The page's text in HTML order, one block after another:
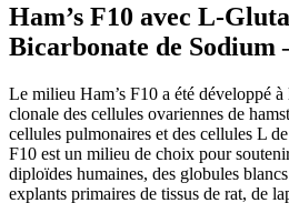
Ham’s F10 avec L-
Bicarbonate de Sodium
Le milieu Ham’s F10 a été développé
clonale des cellules ovariennes de
cellules pulmonaires et des cellules L
F10 est un milieu de choix pour
diploïdes humaines, des globules
explants primaires de tissus de rat, de